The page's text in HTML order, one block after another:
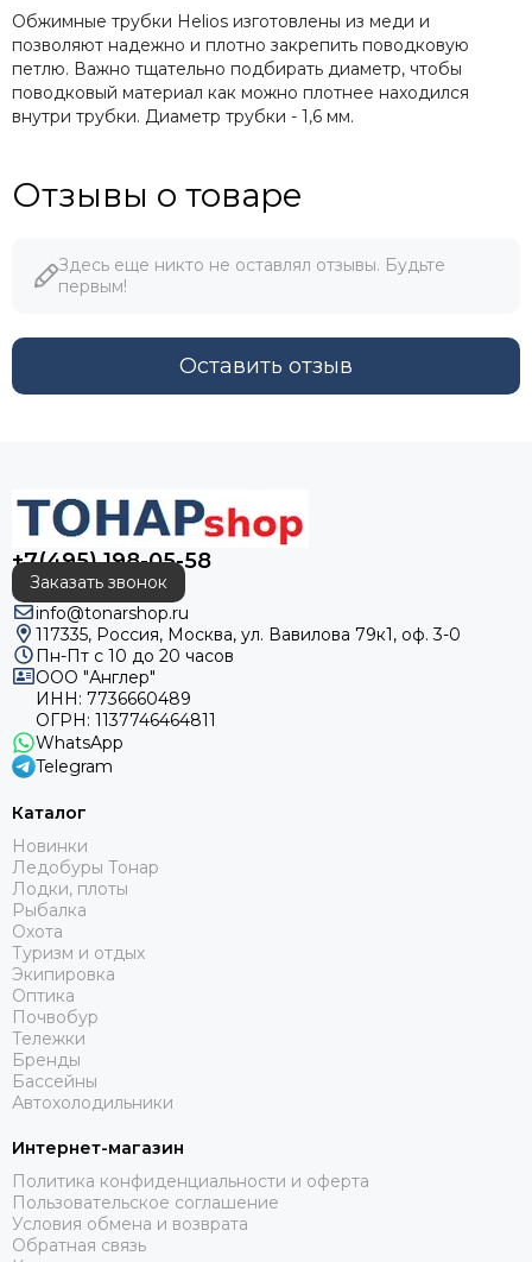
Обжимные трубки Helios изготовлены из меди и
позволяют надежно и плотно закрепить поводковую
петлю. Важно тщательно подбирать диаметр, чтобы
поводковый материал как можно плотнее находился
внутри трубки. Диаметр трубки - 1,6 мм.
Отзывы о товаре
Здесь еще никто не оставлял отзывы. Будьте
первым!
Оставить отзыв
+7(495) 198-05-58
Заказать звонок
info@tonarshop.ru
117335, Россия, Москва, ул. Вавилова 79к1, оф. 3-0
Пн-Пт с 10 до 20 часов
ООО "Англер"
ИНН: 7736660489
ОГРН: 1137746464811
WhatsApp
Telegram
Каталог
Новинки
Ледобуры Тонар
Лодки, плоты
Рыбалка
Охота
Туризм и отдых
Экипировка
Оптика
Почвобур
Тележки
Бренды
Бассейны
Автохолодильники
Интернет-магазин
Политика конфиденциальности и оферта
Пользовательское соглашение
Условия обмена и возврата
Обратная связь